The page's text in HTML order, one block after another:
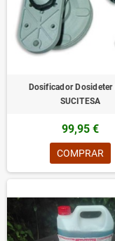
Dosificador Dosideter
SUCITESA
99,95 €
COMPRAR